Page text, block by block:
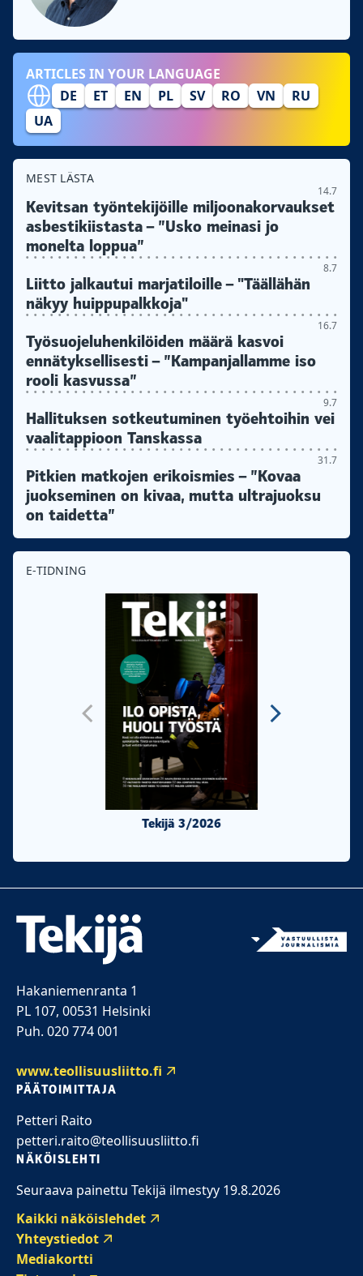
ARTICLES IN YOUR LANGUAGE
DE
ET EN PL SV RO VN
RU
UA
MEST LÄSTA
14.7
Kevitsan työntekijöille miljoonakorvaukset
asbestikiistasta – ”Usko meinasi jo
monelta loppua”
8.7
Liitto jalkautui marjatiloille – "Täällähän
näkyy huippupalkkoja"
16.7
Työsuojeluhenkilöiden määrä kasvoi
ennätyksellisesti – ”Kampanjallamme iso
rooli kasvussa”
9.7
Hallituksen sotkeutuminen työehtoihin vei
vaalitappioon Tanskassa
31.7
Pitkien matkojen erikoismies – ”Kovaa
juokseminen on kivaa, mutta ultrajuoksu
on taidetta”
E-TIDNING
Tekijä 3/2026
Hakaniemenranta 1
PL 107, 00531 Helsinki
Puh. 020 774 001
www.teollisuusliitto.fi
PÄÄTOIMITTAJA
Petteri Raito
petteri.raito@teollisuusliitto.fi
NÄKÖISLEHTI
Seuraava painettu Tekijä ilmestyy 19.8.2026
Kaikki näköislehdet
Yhteystiedot
Mediakortti